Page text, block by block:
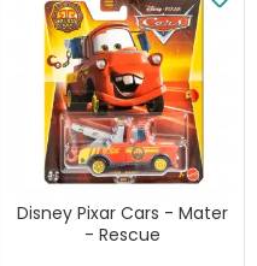
Disney Pixar Cars - Mater
- Rescue